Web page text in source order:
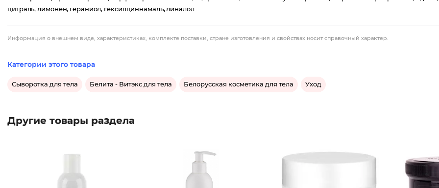
цитраль, лимонен, гераниол, гексилциннамаль, линалол.
Информация о внешнем виде, характеристиках, комплекте поставки, стране изготовления и свойствах носит справочный характер.
Категории этого товара
Сыворотка для тела Белита - Витэкс для тела Белорусская косметика для тела Уход
Другие товары раздела